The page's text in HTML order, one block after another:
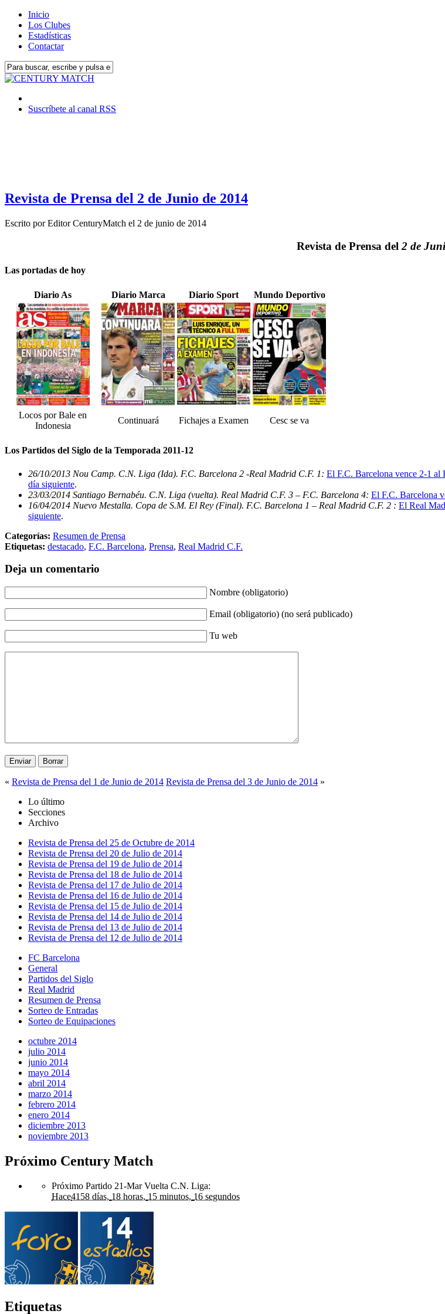
Inicio
Los Clubes
Estadísticas
Contactar
Suscríbete al canal RSS
Revista de Prensa del 2 de Junio de 2014
Escrito porEditor CenturyMatch el 2 de junio de 2014
Revista de Prensa del 2 de
Las portadas de hoy
Diario As Diario Marca Diario Sport Mundo Deportivo
Locos por Bale en
Indonesia
Continuará Fichajes a Examen Cesc se va
Los Partidos del Siglo de la Temporada 2011-12
26/10/2013 Nou Camp. C.N. Liga (Ida). F.C. Barcelona 2 -Real Madrid C.F. 1: El F.C. Barcelona vence 2-1 al
día siguiente.
23/03/2014 Santiago Bernabéu. C.N. Liga (vuelta). Real Madrid C.F. 3 – F.C. Barcelona 4: El F.C. Barcelona
16/04/2014 Nuevo Mestalla. Copa de S.M. El Rey (Final). F.C. Barcelona 1 – Real Madrid C.F. 2 : El Real
siguiente.
Categorías: Resumen de Prensa
Etiquetas: destacado, F.C. Barcelona, Prensa, Real Madrid C.F.
Deja un comentario
Nombre (obligatorio)
Email (obligatorio) (no será publicado)
Tu web
« Revista de Prensa del 1 de Junio de 2014 Revista de Prensa del 3 de Junio de 2014 »
Lo último
Secciones
Archivo
Revista de Prensa del 25 de Octubre de 2014
Revista de Prensa del 20 de Julio de 2014
Revista de Prensa del 19 de Julio de 2014
Revista de Prensa del 18 de Julio de 2014
Revista de Prensa del 17 de Julio de 2014
Revista de Prensa del 16 de Julio de 2014
Revista de Prensa del 15 de Julio de 2014
Revista de Prensa del 14 de Julio de 2014
Revista de Prensa del 13 de Julio de 2014
Revista de Prensa del 12 de Julio de 2014
FC Barcelona
General
Partidos del Siglo
Real Madrid
Resumen de Prensa
Sorteo de Entradas
Sorteo de Equipaciones
octubre 2014
julio 2014
junio 2014
mayo 2014
abril 2014
marzo 2014
febrero 2014
enero 2014
diciembre 2013
noviembre 2013
Próximo Century Match
Próximo Partido 21-Mar Vuelta C.N. Liga:
Hace4158 días, 18 horas, 15 minutos, 16 segundos
Etiquetas